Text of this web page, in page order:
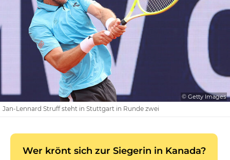
© Getty Images
Jan-Lennard Struff steht in Stuttgart in Runde zwei